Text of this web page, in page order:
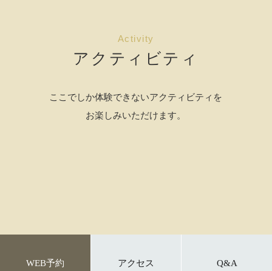
Activity
アクティビティ
ここでしか体験できないアクティビティを
お楽しみいただけます。
WEB予約 アクセス Q&A